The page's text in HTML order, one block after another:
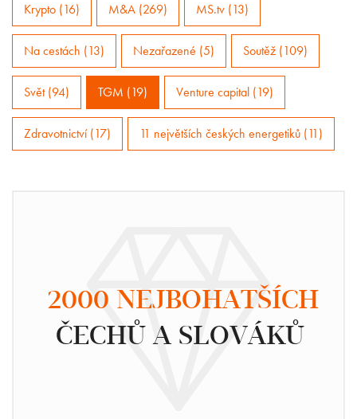
Krypto (16) M&A (269) MS.tv (13)
Na cestách (13) Nezařazené (5) Soutěž (109)
Svět (94) TGM (19) Venture capital (19)
Zdravotnictví (17) 11 největších českých energetiků (11)
2000 NEJBOHATŠÍCH
ČECHŮ A SLOVÁKŮ